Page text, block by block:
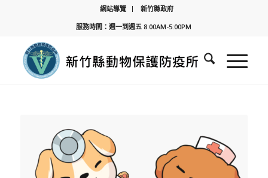
網站導覽
新竹縣政府
服務時間：週一到週五 8:00AM-5:00PM